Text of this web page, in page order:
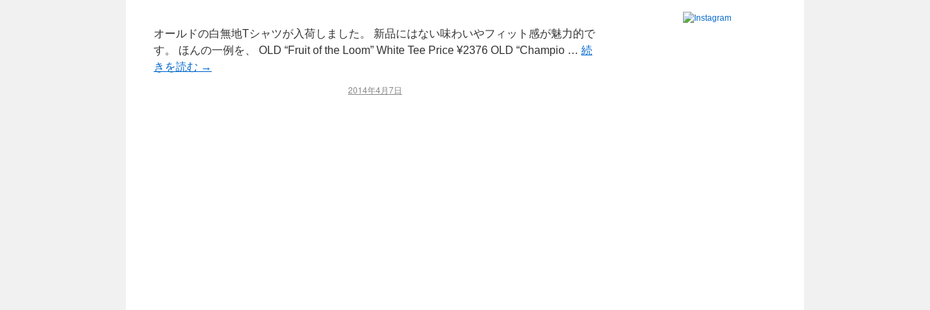
オールドの白無地Tシャツが入荷しました。 新品にはない味わいやフィット感が魅力的で
す。 ほんの一例を、 OLD “Fruit of the Loom” White Tee Price ¥2376 OLD “Champio … 続
きを読む →
2014年4月7日